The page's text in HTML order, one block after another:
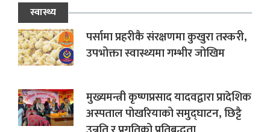
स्वास्थ्य
पर्सामा प्रहरीकै संरक्षणमा कुखुरा तस्करी,
उपभोक्ता स्वास्थ्यमा गम्भीर जोखिम
मुख्यमन्त्री कृष्णप्रसाद यादवद्वारा प्रादेशिक
अस्पताल पोखरियाको समुद्घाटन, छिट्टै